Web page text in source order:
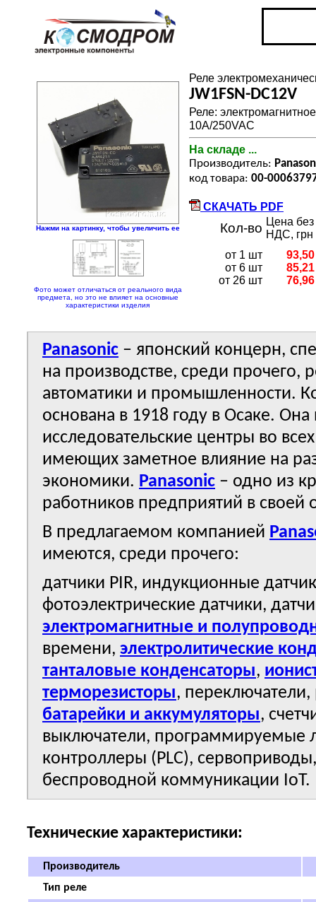
Нажми на картинку, чтобы увеличить ее
Фото может отличаться от реального вида
предмета, но это не влияет на основные
характеристики изделия
Реле
JW1FSN-DC12V
Реле:
10A/250VAC
На складе ...
Производитель:
код товара: 00-
СКАЧАТЬ PDF
Кол-во Цена без
НДС, грн
от 1 шт
от 6 шт
от 26 шт
93,50
85,21
76,96
Panasonic – японский концерн,
на производстве, среди прочего,
автоматики и промышленности.
основана в 1918 году в Осаке.
исследовательские центры во
имеющих заметное влияние на
экономики. Panasonic – одно из
работников предприятий в своей
В предлагаемом компанией
имеются, среди прочего:
датчики PIR, индукционные
фотоэлектрические датчики,
электромагнитные и
времени, электролитические
танталовые конденсаторы,
терморезисторы,
батарейки и аккумуляторы,
выключатели, программируемые
контроллеры (PLC),
беспроводной коммуникации IoT.
Технические характеристики:
Производитель
Тип реле